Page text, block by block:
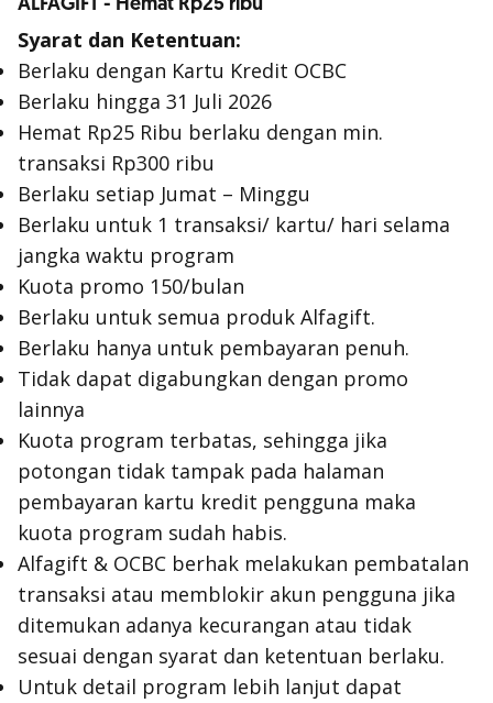
Syarat dan Ketentuan:
Berlaku dengan Kartu Kredit OCBC
Berlaku hingga 31 Juli 2026
Hemat Rp25 Ribu berlaku dengan min.
transaksi Rp300 ribu
Berlaku setiap Jumat – Minggu
Berlaku untuk 1 transaksi/ kartu/ hari selama
jangka waktu program
Kuota promo 150/bulan
Berlaku untuk semua produk Alfagift.
Berlaku hanya untuk pembayaran penuh.
Tidak dapat digabungkan dengan promo
lainnya
Kuota program terbatas, sehingga jika
potongan tidak tampak pada halaman
pembayaran kartu kredit pengguna maka
kuota program sudah habis.
Alfagift & OCBC berhak melakukan pembatalan
transaksi atau memblokir akun pengguna jika
ditemukan adanya kecurangan atau tidak
sesuai dengan syarat dan ketentuan berlaku.
Untuk detail program lebih lanjut dapat